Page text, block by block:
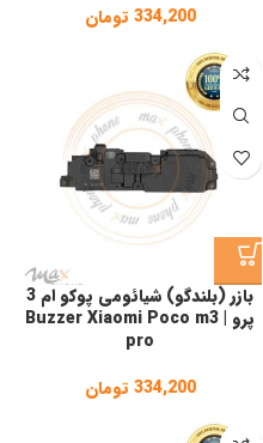
333,600 تومان
through
426,000 تومان
334,200 تومان
بازر (بلندگو) شیائومی پوکو ام 3
پرو | Buzzer Xiaomi Poco m3
pro
334,200 تومان